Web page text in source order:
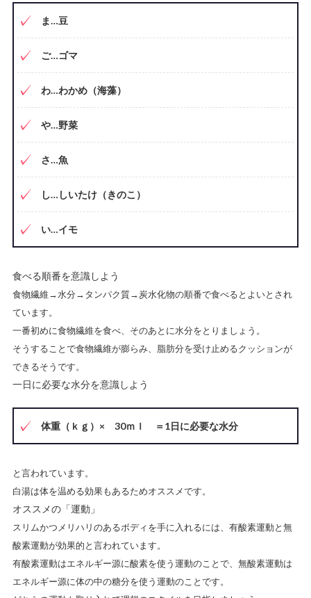
ま…豆
ご…ゴマ
わ…わかめ（海藻）
や…野菜
さ…魚
し…しいたけ（きのこ）
い…イモ
食べる順番を意識しよう
食物繊維→水分→タンパク質→炭水化物の順番で食べるとよいとされ
ています。
一番初めに食物繊維を食べ、そのあとに水分をとりましょう。
そうすることで食物繊維が膨らみ、脂肪分を受け止めるクッションが
できるそうです。
一日に必要な水分を意識しよう
体重（ｋｇ）× 30ｍｌ ＝1日に必要な水分
と言われています。
白湯は体を温める効果もあるためオススメです。
オススメの「運動」
スリムかつメリハリのあるボディを手に入れるには、 有酸素運動と無
酸素運動が効果的と言われています。
有酸素運動はエネルギー源に酸素を使う運動のことで、無酸素運動は
エネルギー源に体の中の糖分を使う運動のことです。